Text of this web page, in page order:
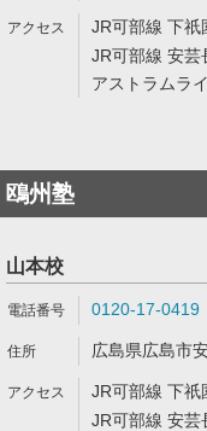
JR可部線 下祇
JR可部線 安芸
アストラムラ
鴎州塾
山本校
0120-17-0419
広島県広島市
JR可部線 下祇
JR可部線 安芸